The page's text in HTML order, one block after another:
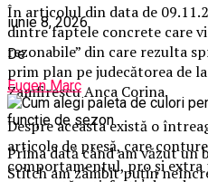
În articolul din data de
dintre faptele concrete care
rezonabile” din care rezulta
prim plan pe judecătorea de
Zamfirescu Anca Corina.
Despre aceasta există o
articole de presă, care
comportamentul, pro și extra
iunie 8, 2026
De
Eugen Marc
Prima dată când am văzut
Stitch am zâmbit puțin